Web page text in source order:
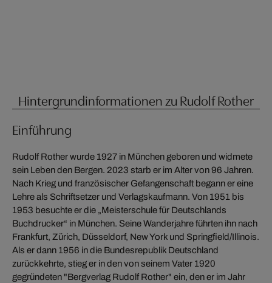
Hintergrundinformationen zu Rudolf Rother
Einführung
Rudolf Rother wurde 1927 in München geboren und widmete
sein Leben den Bergen. 2023 starb er im Alter von 96 Jahren.
Nach Krieg und französischer Gefangenschaft begann er eine
Lehre als Schriftsetzer und Verlagskaufmann. Von 1951 bis
1953 besuchte er die „Meisterschule für Deutschlands
Buchdrucker“ in München. Seine Wanderjahre führten ihn nach
Frankfurt, Zürich, Düsseldorf, New York und Springfield/Illinois.
Als er dann 1956 in die Bundesrepublik Deutschland
zurückkehrte, stieg er in den von seinem Vater 1920
gegründeten "Bergverlag Rudolf Rother" ein, den er im Jahr